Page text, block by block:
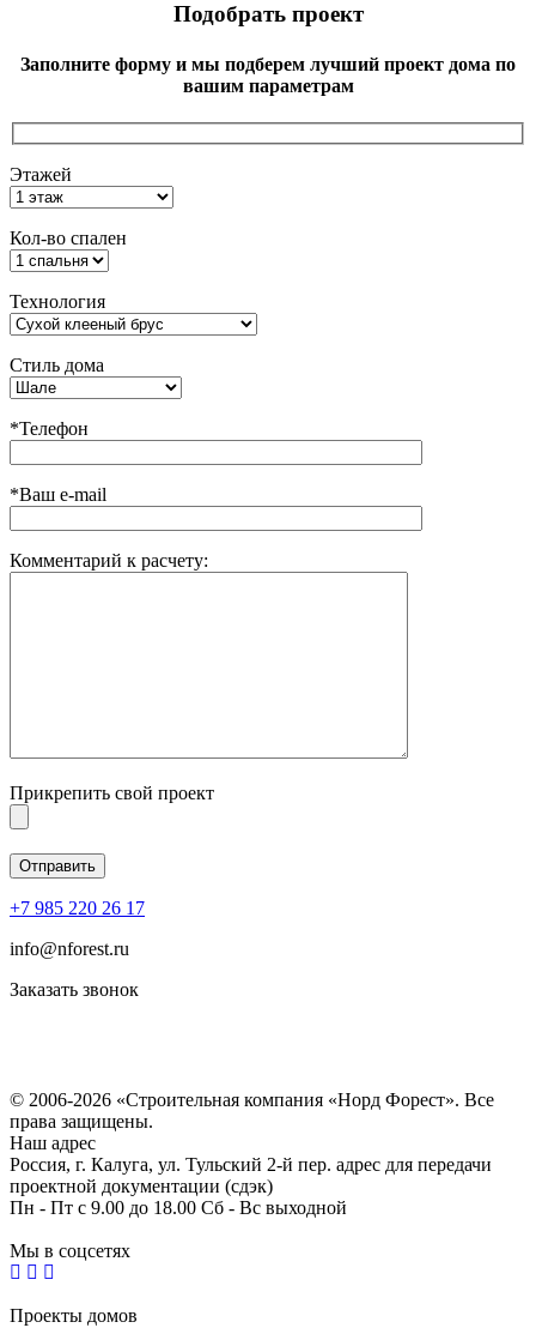
Подобрать проект
Заполните форму и мы подберем лучший проект дома по
вашим параметрам
Этажей
Кол-во спален
Технология
Стиль дома
*Телефон
*Ваш e-mail
Комментарий к расчету:
Прикрепить свой проект
+7 985 220 26 17
info@nforest.ru
Заказать звонок
© 2006-2026 «Строительная компания «Норд Форест». Все
права защищены.
Наш адрес
Россия, г. Калуга, ул. Тульский 2-й пер. адрес для передачи
проектной документации (сдэк)
Пн - Пт с 9.00 до 18.00 Сб - Вс выходной
Мы в соцсетях
Проекты домов